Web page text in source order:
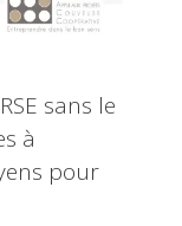
sans le
à
pour